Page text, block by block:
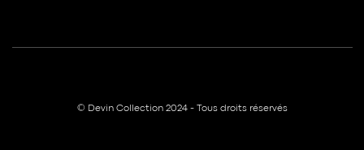
© Devin Collection 2024 - Tous droits réservés